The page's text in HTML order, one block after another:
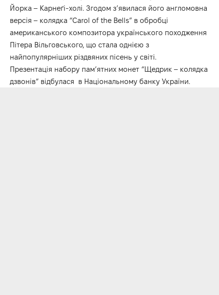
Йорка – Карнеґі-холі. Згодом з’явилася його англомовна
версія – колядка “Carol of the Bells” в обробці
американського композитора українського походження
Пітера Вільговського, що стала однією з
найпопулярніших різдвяних пісень у світі.
Презентація набору пам’ятних монет “Щедрик – колядка
дзвонів” відбулася в Національному банку України.